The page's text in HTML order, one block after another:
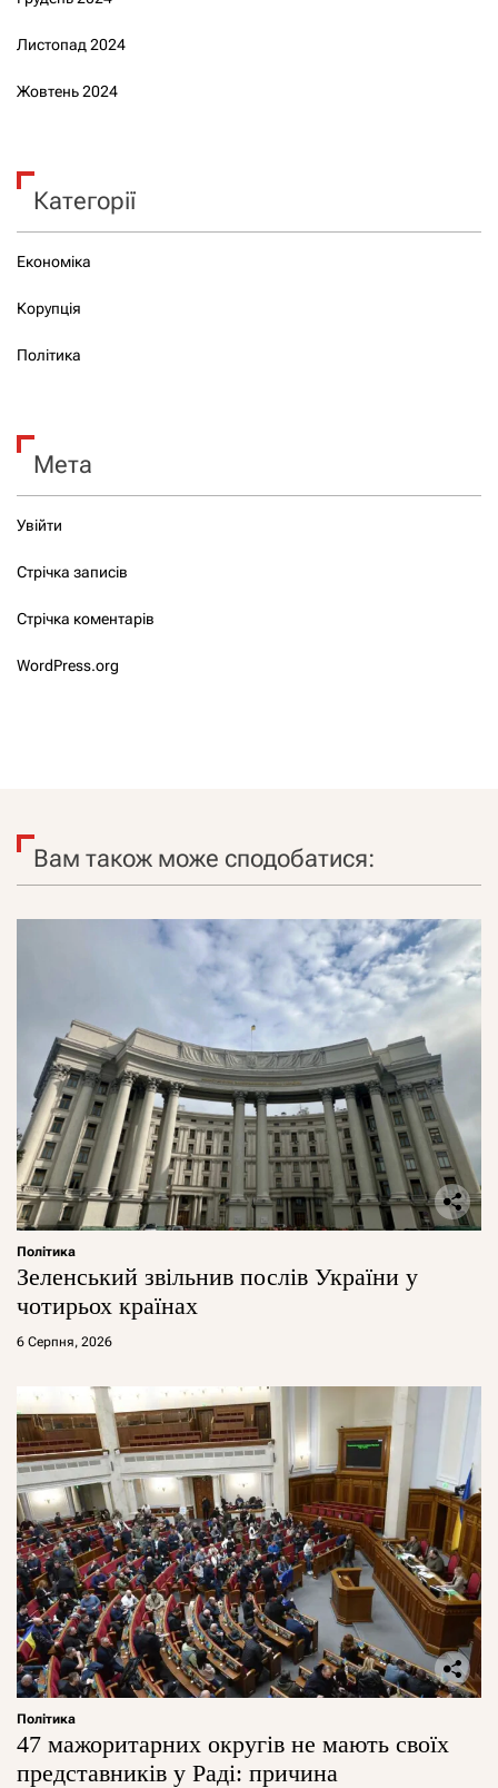
Листопад 2024
Жовтень 2024
Категорії
Економіка
Корупція
Політика
Мета
Увійти
Стрічка записів
Стрічка коментарів
WordPress.org
Вам також може сподобатися:
Політика
Зеленський звільнив послів України у
чотирьох країнах
6 Серпня, 2026
Політика
47 мажоритарних округів не мають своїх
представників у Раді: причина